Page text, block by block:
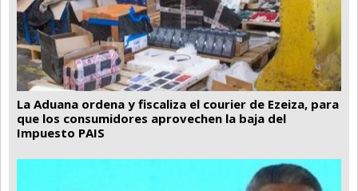
La Aduana ordena y fiscaliza el courier de Ezeiza, para
que los consumidores aprovechen la baja del
Impuesto PAIS